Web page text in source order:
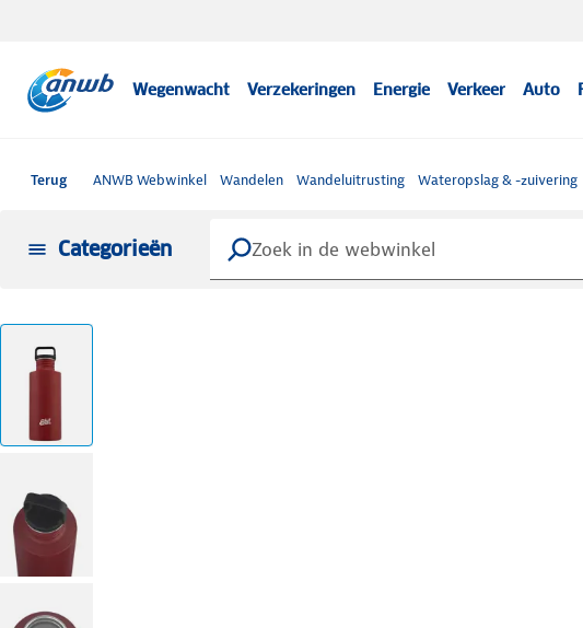
Wegenwacht Verzekeringen Energie Verkeer Auto
Terug ANWB Webwinkel Wandelen Wandeluitrusting Wateropslag & -zuivering
Categorieën